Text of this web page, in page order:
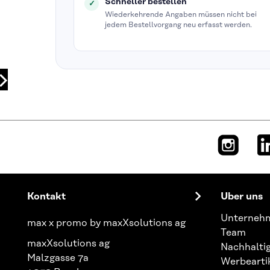
Wiederkehrende Angaben müssen nicht bei
jedem Bestellvorgang neu erfasst werden.
Kontakt
max x promo by maxXsolutions ag
maxXsolutions ag
Malzgasse 7a
Über uns
Team